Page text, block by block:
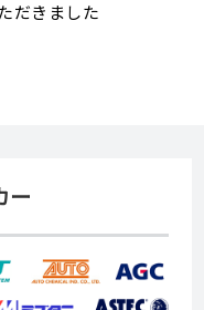
実施されます！
ー